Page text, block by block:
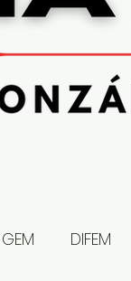
GEM DIFEM